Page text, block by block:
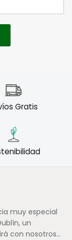
Gratis
muy especial
un
con nosotros...